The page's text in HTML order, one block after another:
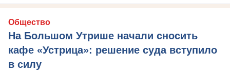
Общество
На Большом Утрише начали сносить
кафе «Устрица»: решение суда вступило
в силу